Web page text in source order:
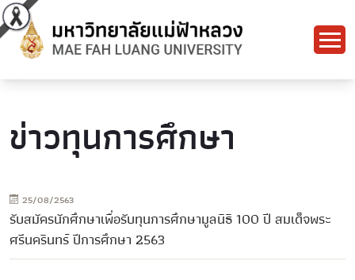
ข่าวทุนการศึกษา
25/08/2563
รับสมัครนักศึกษาเพื่อรับทุนการศึกษามูลนิธิ 100 ปี สมเด็จพระ
ศรีนครินทร์ ปีการศึกษา 2563